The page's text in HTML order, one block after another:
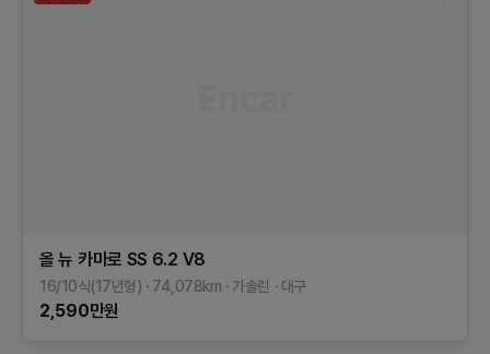
올 뉴 카마로 SS 6.2 V8
16/10식(17년형) 74,078km 가솔린 대구
2,590만원